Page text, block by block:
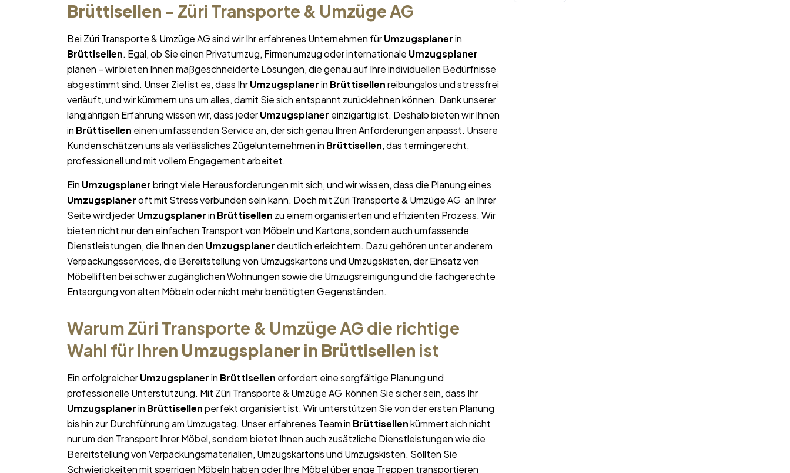
Brüttisellen – Züri Transporte & Umzüge AG
Bei Züri Transporte & Umzüge AG sind wir Ihr erfahrenes Unternehmen fürUmzugsplanerin
Brüttisellen. Egal, ob Sie einen Privatumzug, Firmenumzug oder internationale Umzugsplaner
planen – wir bieten Ihnen maßgeschneiderte Lösungen, die genau auf Ihre individuellen Bedürfnisse
abgestimmt sind. Unser Ziel ist es, dass IhrUmzugsplanerin Brüttisellenreibungslos und stressfrei
verläuft, und wir kümmern uns um alles, damit Sie sich entspannt zurücklehnen können. Dank unserer
langjährigen Erfahrung wissen wir, dass jederUmzugsplaner einzigartig ist. Deshalb bieten wir Ihnen
in Brüttisellen einen umfassenden Service an, der sich genau Ihren Anforderungen anpasst. Unsere
Kunden schätzen uns als verlässliches Zügelunternehmen in Brüttisellen, das termingerecht,
professionell und mit vollem Engagement arbeitet.
Ein Umzugsplanerbringt viele Herausforderungen mit sich, und wir wissen, dass die Planung eines
Umzugsplaneroft mit Stress verbunden sein kann. Doch mit Züri Transporte & Umzüge AG an Ihrer
Seite wird jederUmzugsplanerin Brüttisellen zu einem organisierten und effizienten Prozess. Wir
bieten nicht nur den einfachen Transport von Möbeln und Kartons, sondern auch umfassende
Dienstleistungen, die Ihnen den Umzugsplanerdeutlich erleichtern. Dazu gehören unter anderem
Verpackungsservices, die Bereitstellung von Umzugskartons und Umzugskisten, der Einsatz von
Möbelliften bei schwer zugänglichen Wohnungen sowie die Umzugsreinigung und die fachgerechte
Entsorgung von alten Möbeln oder nicht mehr benötigten Gegenständen.
Warum Züri Transporte & Umzüge AG die richtige
Wahl für Ihren Umzugsplaner in Brüttisellen ist
Ein erfolgreicherUmzugsplanerin Brüttisellen erfordert eine sorgfältige Planung und
professionelle Unterstützung. Mit Züri Transporte & Umzüge AG können Sie sicher sein, dass Ihr
Umzugsplanerin Brüttisellenperfekt organisiert ist. Wir unterstützen Sie von der ersten Planung
bis hin zur Durchführung am Umzugstag. Unser erfahrenes Team in Brüttisellenkümmert sich nicht
nur um den Transport Ihrer Möbel, sondern bietet Ihnen auch zusätzliche Dienstleistungen wie die
Bereitstellung von Verpackungsmaterialien, Umzugskartons und Umzugskisten. Sollten Sie
Schwierigkeiten mit sperrigen Möbeln haben oder Ihre Möbel über enge Treppen transportieren